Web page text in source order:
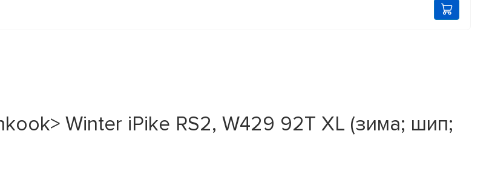
Winter iPike RS2, W429 92T XL (зима; шип;